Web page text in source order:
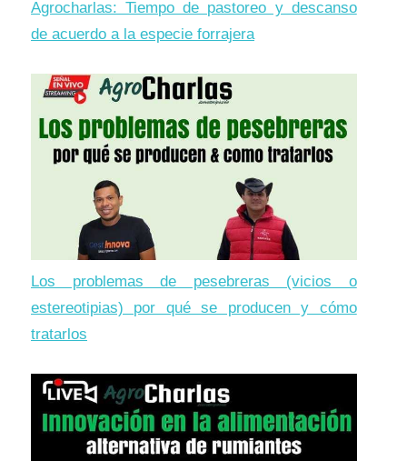
Agrocharlas: Tiempo de pastoreo y descanso
de acuerdo a la especie forrajera
Los problemas de pesebreras (vicios o
estereotipias) por qué se producen y cómo
tratarlos